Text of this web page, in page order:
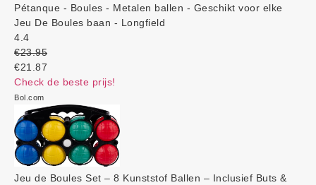
Pétanque - Boules - Metalen ballen - Geschikt voor elke
Jeu De Boules baan - Longfield
4.4
€23.95
€21.87
Check de beste prijs!
Bol.com
Jeu de Boules Set – 8 Kunststof Ballen – Inclusief Buts &